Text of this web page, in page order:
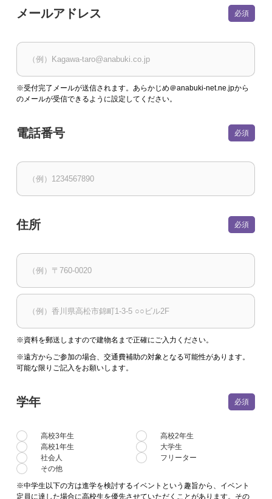
メールアドレス
※受付完了メールが送信されます。あらかじめ＠anabuki-net.ne.jpから
のメールが受信できるように設定してください。
電話番号
住所
※資料を郵送しますので建物名まで正確にご入力ください。
※遠方からご参加の場合、交通費補助の対象となる可能性があります。
可能な限りご記入をお願いします。
学年
高校3年生
高校2年生
高校1年生
大学生
社会人
フリーター
その他
※中学生以下の方は進学を検討するイベントという趣旨から、イベント
定員に達した場合に高校生を優先させていただくことがあります。その